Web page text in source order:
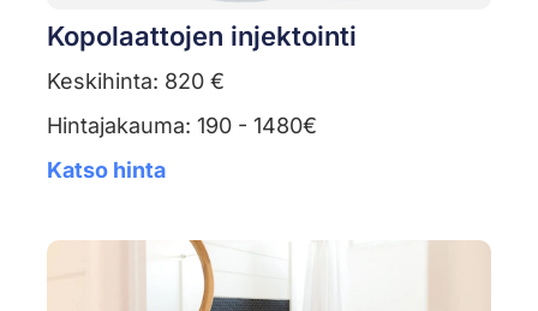
Kopolaattojen injektointi
Keskihinta: 820 €
Hintajakauma: 190 - 1480€
Katso hinta